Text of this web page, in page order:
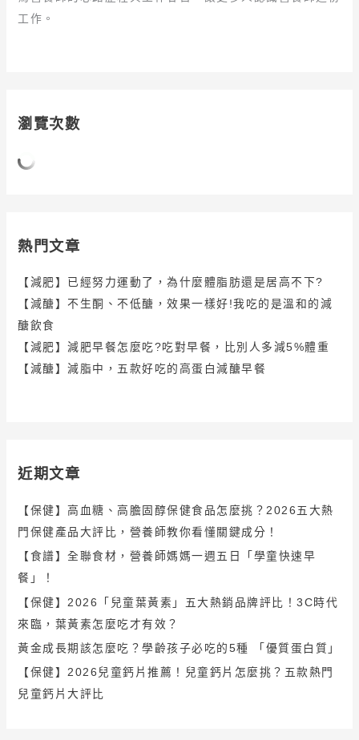
工作。
瀏覽次數
熱門文章
【減肥】已經努力運動了，為什麼體脂肪還是居高不下?
【減醣】不生酮、不低醣，效果一樣好!我吃的是溫和的減
醣飲食
【減肥】減肥早餐怎麼吃?吃對早餐，比別人多減5%體重
【減醣】減脂中，五款好吃的高蛋白減醣早餐
近期文章
【保健】高血糖、高膽固醇保健食品怎麼挑？2026五大熱
門保健產品大評比，營養師教你看懂關鍵成分！
【食譜】全聯食材，營養師媽媽一週五日「學童快速早
餐」！
【保健】2026「兒童葉黃素」五大熱銷品牌評比！3C時代
來臨，葉黃素怎麼吃才有效？
黃金成長期該怎麼吃？學齡孩子必吃的5種 「優質蛋白質」
【保健】2026兒童鈣片推薦！兒童鈣片怎麼挑？五款熱門
兒童鈣片大評比